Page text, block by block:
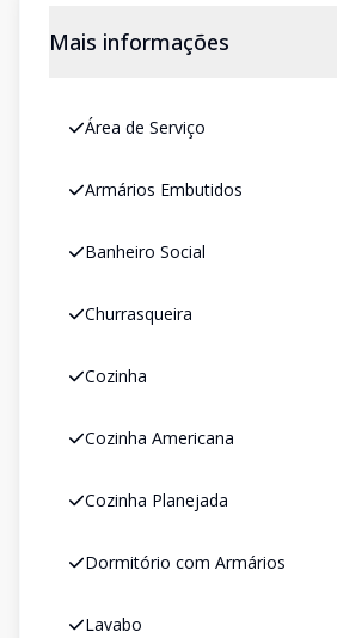
Mais informações
Área de Serviço
Armários Embutidos
Banheiro Social
Churrasqueira
Cozinha
Cozinha Americana
Cozinha Planejada
Dormitório com Armários
Lavabo